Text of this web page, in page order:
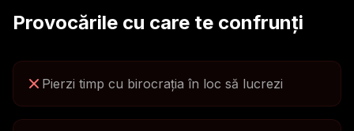
Provocările cu care te confrunți
Pierzi timp cu birocrația în loc să lucrezi